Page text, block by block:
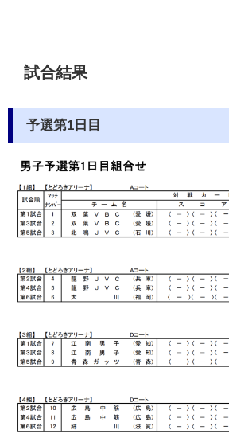
試合結果
予選第1日目